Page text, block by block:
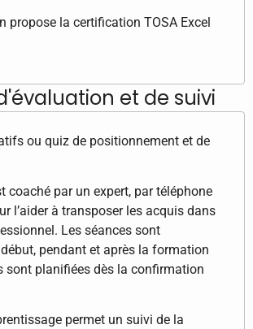
propose la certification TOSA Excel
et de suivi
ou quiz de positionnement et de
coaché par un expert, par téléphone
l’aider à transposer les acquis dans
Les séances sont
pendant et après la formation
sont planifiées dès la confirmation
permet un suivi de la